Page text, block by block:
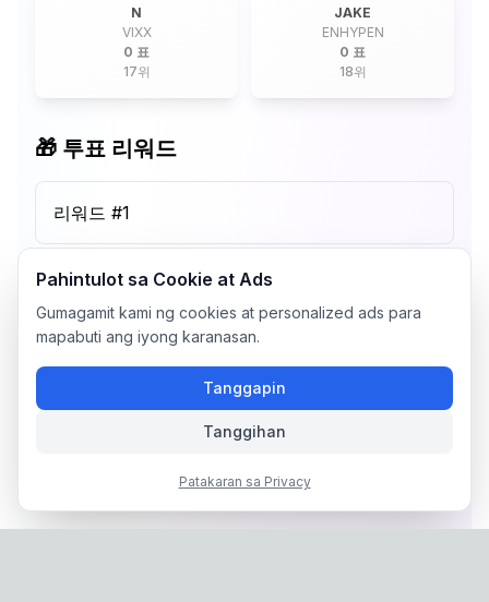
N
VIXX
0 표
17위
JAKE
ENHYPEN
0 표
18위
🎁 투표 리워드
리워드 #1
Pahintulot sa Cookie at Ads
Gumagamit kami ng cookies at personalized ads para
mapabuti ang iyong karanasan.
Tanggapin
Tanggihan
Patakaran sa Privacy